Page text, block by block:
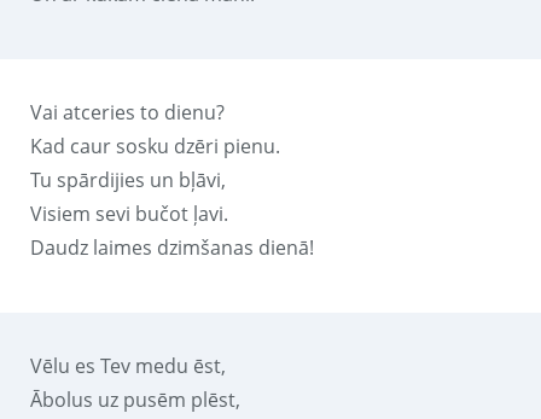
Vai atceries to dienu?
Kad caur sosku dzēri pienu.
Tu spārdijies un bļāvi,
Visiem sevi bučot ļavi.
Daudz laimes dzimšanas dienā!
Vēlu es Tev medu ēst,
Ābolus uz pusēm plēst,